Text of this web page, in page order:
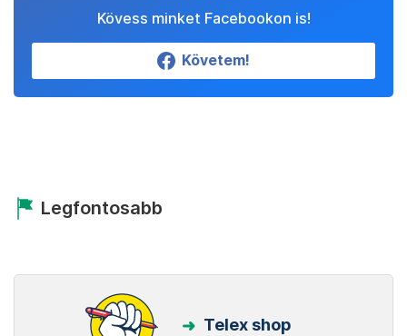
Kövess minket Facebookon is!
Követem!
Legfontosabb
Telex shop